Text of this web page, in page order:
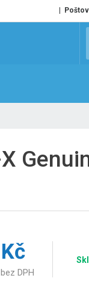
e
DPH